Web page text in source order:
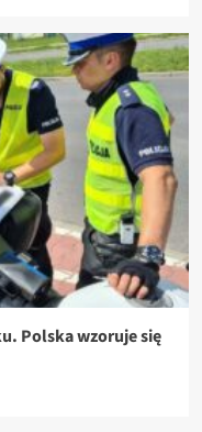
Polska wzoruje się